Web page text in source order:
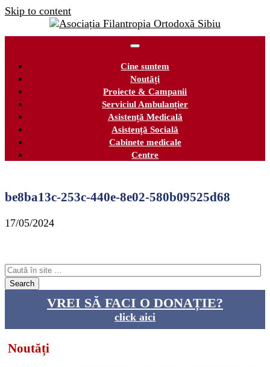
Skip to content
Cine suntem
Noutăți
Proiecte & Campanii
Serviciul Ambulanțier
Asistență Medicală
Asistență Socială
Cabinete medicale
Centre
be8ba13c-253c-440e-8e02-580b09525d68
17/05/2024
VREI SĂ FACI O DONAȚIE?
click aici
Noutăți